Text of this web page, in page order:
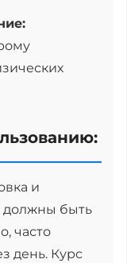
и
должны быть
часто
день. Курс